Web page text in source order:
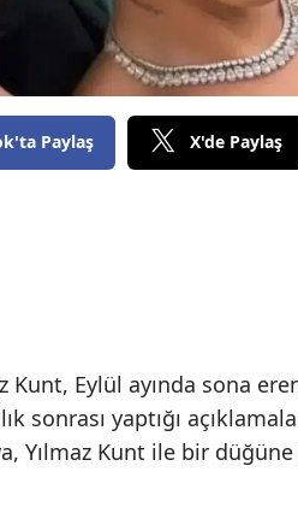
Paylaş X'de Paylaş
Kunt, Eylül ayında sona
sonrası yaptığı
Yılmaz Kunt ile bir düğüne